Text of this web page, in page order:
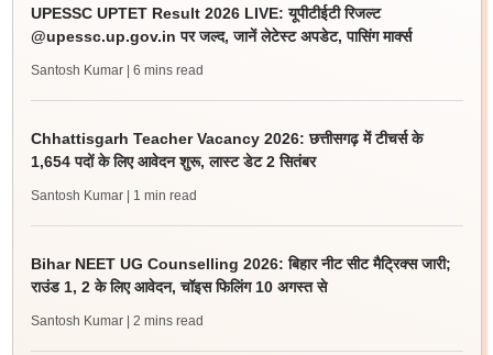
UPESSC UPTET Result 2026 LIVE: यूपीटीईटी रिजल्ट
@upessc.up.gov.in पर जल्द, जानें लेटेस्ट अपडेट, पासिंग मार्क्स
Santosh Kumar | 6 mins read
Chhattisgarh Teacher Vacancy 2026: छत्तीसगढ़ में टीचर्स के
1,654 पदों के लिए आवेदन शुरू, लास्ट डेट 2 सितंबर
Santosh Kumar | 1 min read
Bihar NEET UG Counselling 2026: बिहार नीट सीट मैट्रिक्स जारी;
राउंड 1, 2 के लिए आवेदन, चॉइस फिलिंग 10 अगस्त से
Santosh Kumar | 2 mins read